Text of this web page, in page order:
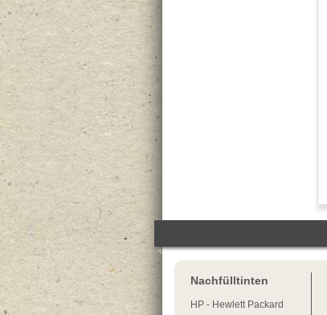
Nachfülltinten
HP - Hewlett Packard